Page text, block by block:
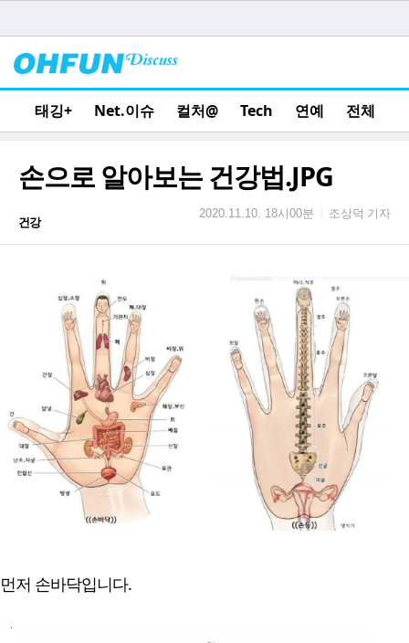
태깅+ Net.이슈 컬처@ Tech 연예 전체
손으로 알아보는 건강법.JPG
건강
2020.11.10. 18시00분 조상덕 기자
먼저 손바닥입니다.